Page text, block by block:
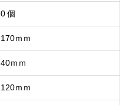
0 個
170ｍｍ
40ｍｍ
120ｍｍ